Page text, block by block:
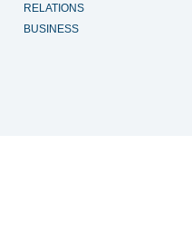
RELATIONS
BUSINESS